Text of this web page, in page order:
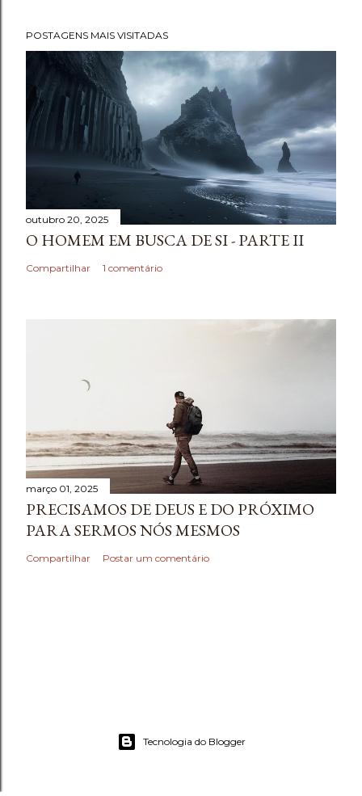
POSTAGENS MAIS VISITADAS
outubro 20, 2025
O HOMEM EM BUSCA DE SI - PARTE II
Compartilhar 1 comentário
março 01, 2025
PRECISAMOS DE DEUS E DO PRÓXIMO
PARA SERMOS NÓS MESMOS
Compartilhar Postar um comentário
Tecnologia do Blogger